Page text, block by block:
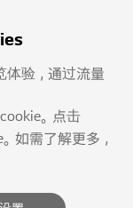
体验，通过流量
。点击
如需了解更多，